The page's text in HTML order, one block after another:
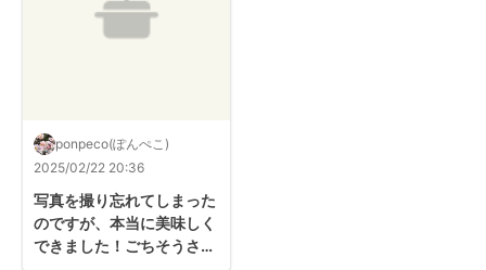
ponpeco(ぽんぺこ)
2025/02/22 20:36
写真を撮り忘れてしまった
のですが、本当に美味しく
できました！ごちそうさま